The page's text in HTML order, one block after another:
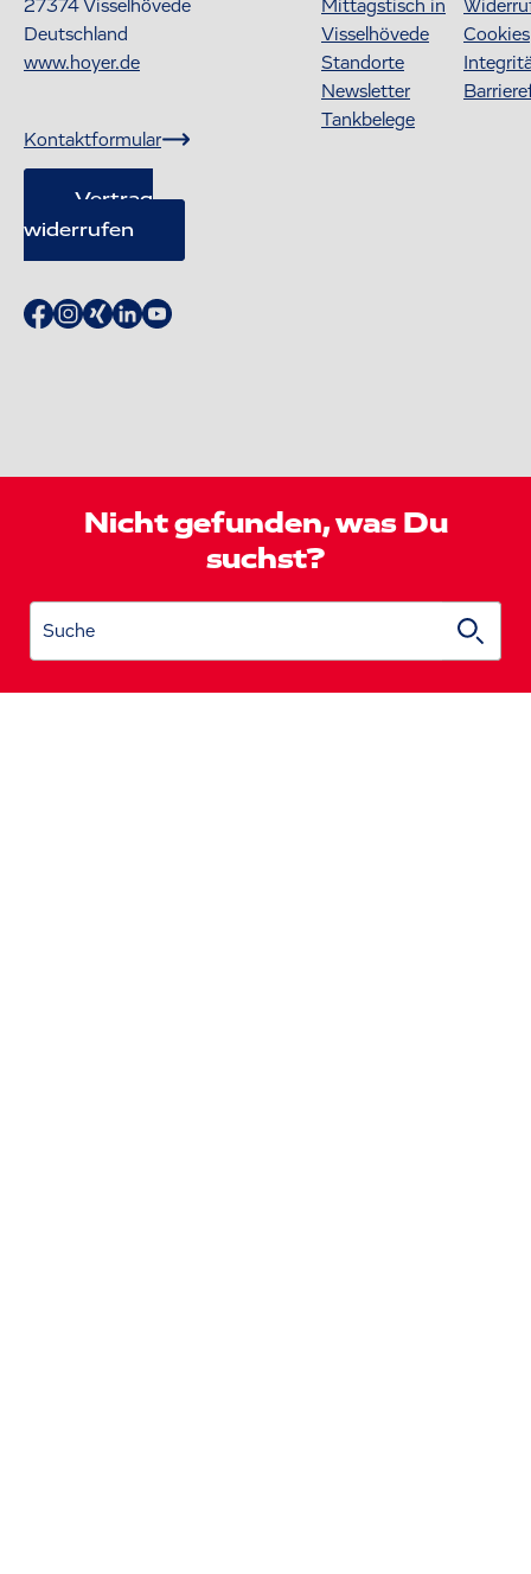
27374Visselhövede
Deutschland
www.hoyer.de
Kontaktformular
Vertrag
widerrufen
Mittagstisch in
Visselhövede
Standorte
Newsletter
Tankbelege
Cookies
Nicht gefunden, was Du
suchst?
Suche